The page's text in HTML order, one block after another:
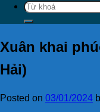
Xuân khai
Hải)
Posted on 03/01/2024